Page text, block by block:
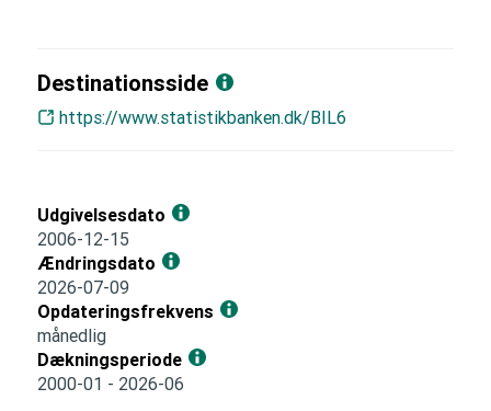
Destinationsside
https://www.statistikbanken.dk/BIL6
Udgivelsesdato
2006-12-15
Ændringsdato
2026-07-09
Opdateringsfrekvens
månedlig
Dækningsperiode
2000-01 - 2026-06